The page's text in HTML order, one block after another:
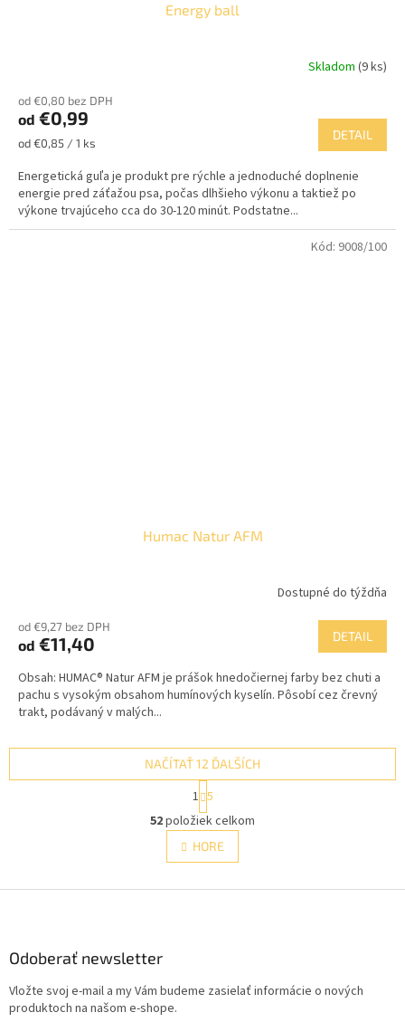
Energy ball
Skladom (9 ks)
od €0,80 bez DPH
od €0,99
Jednotková
od €0,85 / 1 ks
DETAIL
Energetická guľa je produkt pre rýchle a jednoduché doplnenie
energie pred záťažou psa, počas dlhšieho výkonu a taktiež po
výkone trvajúceho cca do 30-120 minút. Podstatne...
Humac Natur AFM
Dostupné do týždňa
od €9,27 bez DPH
od €11,40 DETAIL
Obsah: HUMAC® Natur AFM je prášok hnedočiernej farby bez chuti a
pachu s vysokým obsahom humínových kyselín. Pôsobí cez črevný
trakt, podávaný v malých...
Kód: 9008/100
O
v
l
á
r
v
NAČÍTAŤ 12 ĎALŠÍCH
S
t
r
á
n
k
v
1 5
52položiek celkom
HORE
Odoberať newsletter
Vložte svoj e-mail a my Vám budeme zasielať informácie o nových
produktoch na našom e-shope.